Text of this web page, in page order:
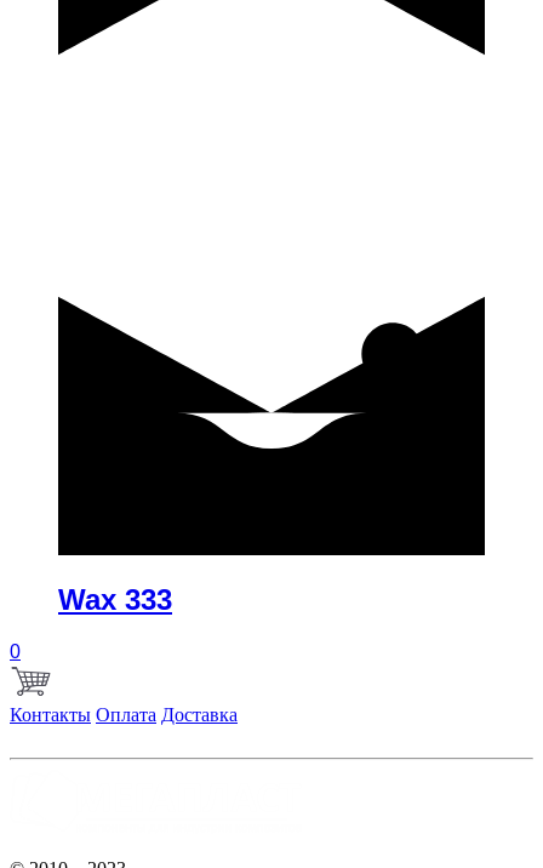
Wax 333
0
Контакты Оплата Доставка